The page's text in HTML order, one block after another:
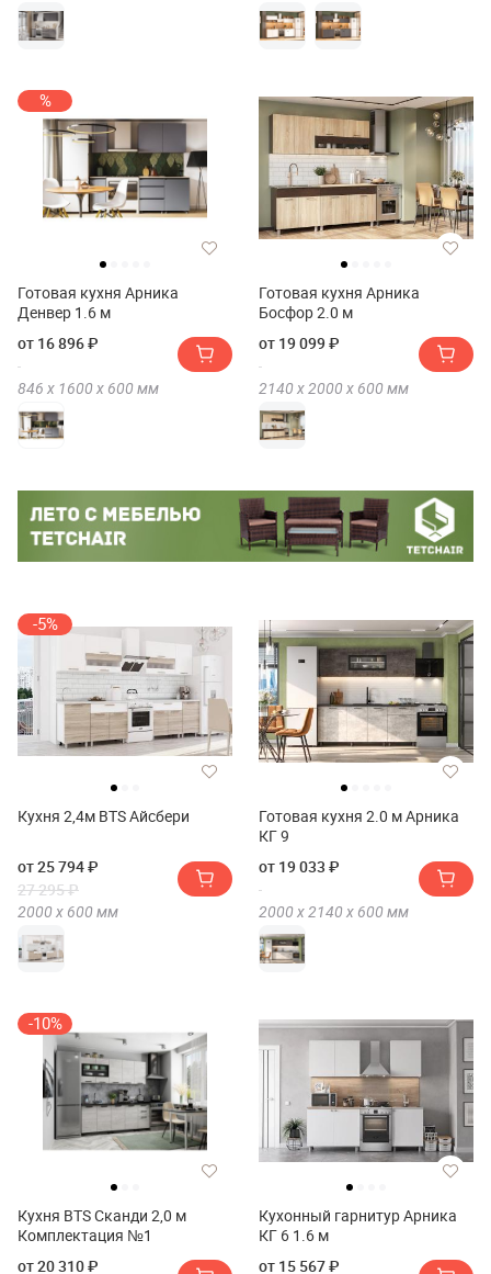
%
Готовая кухня Арника
Денвер 1.6 м
от 16 896 ₽
846 х 1600 х 600 мм
Готовая кухня Арника
Босфор 2.0 м
от 19 099 ₽
2140 х 2000 х 600 мм
-5%
Кухня 2,4м BTS Айсбери
от 25 794 ₽
27 295 ₽
2000 х 600 мм
Готовая кухня 2.0 м Арника
КГ 9
от 19 033 ₽
2000 х2140 х 600 мм
-10%
Кухня BTS Сканди 2,0 м
Комплектация №1
от 20 310 ₽
Кухонный гарнитур Арника
КГ 6 1.6 м
от 15 567 ₽